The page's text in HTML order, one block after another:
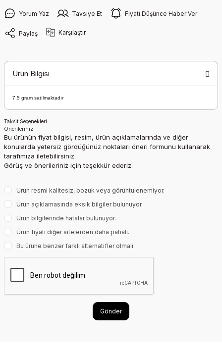
Yorum Yaz Tavsiye Et Fiyatı Düşünce Haber Ver
Paylaş Karşılaştır
Ürün Bilgisi
7.5 gram satılmaktadır
Taksit Seçenekleri
Önerileriniz
Bu ürünün fiyat bilgisi, resim, ürün açıklamalarında ve diğer
konularda yetersiz gördüğünüz noktaları öneri formunu kullanarak
tarafımıza iletebilirsiniz.
Görüş ve önerileriniz için teşekkür ederiz.
Ürün resmi kalitesiz, bozuk veya görüntülenemiyor.
Ürün açıklamasında eksik bilgiler bulunuyor.
Ürün bilgilerinde hatalar bulunuyor.
Ürün fiyatı diğer sitelerden daha pahalı.
Bu ürüne benzer farklı alternatifler olmalı.
Gönder